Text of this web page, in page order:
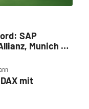
SAP
Munich Re
mit